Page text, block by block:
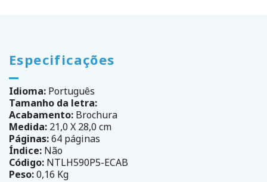
Especificações
Idioma: Português
Tamanho da letra:
Acabamento: Brochura
Medida: 21,0 X 28,0 cm
Páginas:64 páginas
Índice: Não
Código: NTLH590P5-ECAB
Peso:0,16 Kg